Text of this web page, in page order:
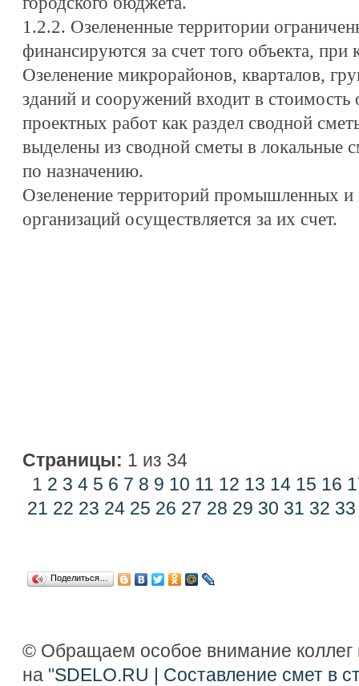
1.2.2. Озелененные территории
финансируются за счет того объекта,
Озеленение микрорайонов, кварталов,
зданий и сооружений входит в
проектных работ как раздел сводной
выделены из сводной сметы в локальные
по назначению.
Озеленение территорий промышленных и
организаций осуществляется за их счет.
Страницы: 1 из 34
1 2 3 4 5 6 7 8 9 10 11 12 13 14 15 16
21 22 23 24 25 26 27 28 29 30 31 32 33
Поделиться…
© Обращаем особое внимание коллег
на "SDELO.RU | Составление смет в